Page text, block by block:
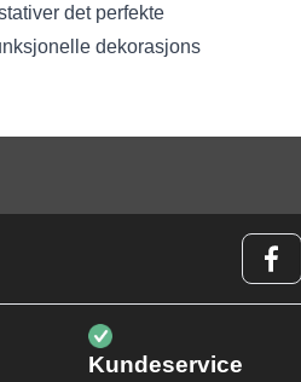
det perfekte
dekorasjons
Kundeservice